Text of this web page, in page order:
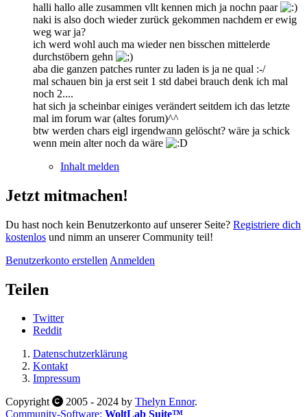
halli hallo alle zusammen vllt kennen mich ja nochn paar
naki is also doch wieder zurück gekommen nachdem er ewig
weg war ja?
ich werd wohl auch ma wieder nen bisschen mittelerde
durchstöbern gehn
aba die ganzen patches runter zu laden is ja ne qual :-/
mal schauen bin ja erst seit 1 std dabei brauch denk ich mal
noch 2....
hat sich ja scheinbar einiges verändert seitdem ich das letzte
mal im forum war (altes forum)^^
btw werden chars eigl irgendwann gelöscht? wäre ja schick
wenn mein alter noch da wäre
Inhalt melden
Jetzt mitmachen!
Du hast noch kein Benutzerkonto auf unserer Seite? Registriere dich
kostenlos und nimm an unserer Community teil!
Benutzerkonto erstellen Anmelden
Teilen
Twitter
Reddit
Datenschutzerklärung
Kontakt
Impressum
Copyright
2005 - 2024 by Thelyn Ennor.
Community-Software: WoltLab Suite™